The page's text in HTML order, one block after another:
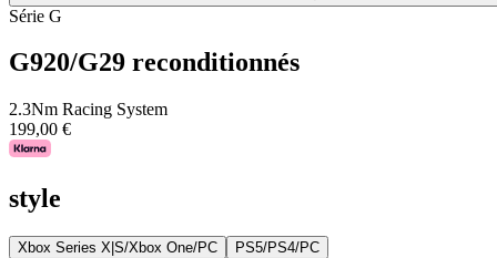
Série G
G920/G29 reconditionnés
2.3Nm Racing System
199,00 €
style
Xbox Series X|S/Xbox One/PC PS5/PS4/PC